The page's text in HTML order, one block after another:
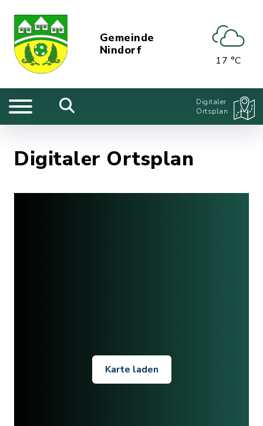
Gemeinde
Nindorf
17 °C
Digitaler
Ortsplan
Digitaler Ortsplan
Karte laden